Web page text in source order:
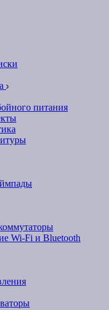
питания
Wi-Fi и Bluetooth